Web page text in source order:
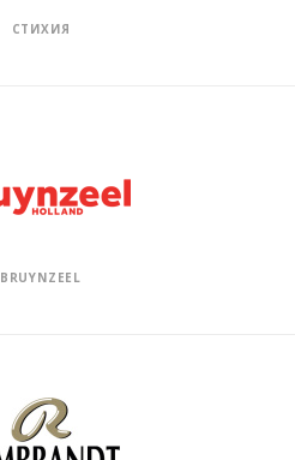
СТИХИЯ
BRUYNZEEL